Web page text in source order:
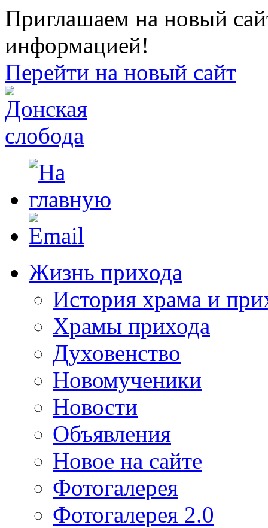
Приглашаем на новый
информацией!
Перейти на новый сайт
Жизнь прихода
История храма и
Храмы прихода
Духовенство
Новомученики
Новости
Объявления
Новое на сайте
Фотогалерея
Фотогалерея 2.0